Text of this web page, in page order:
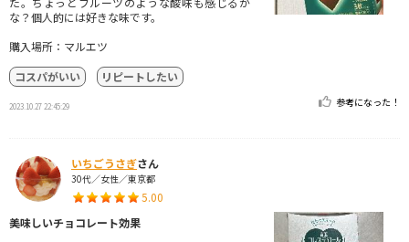
な？個人的には好きな味です。
購入場所：マルエツ
コスパがいい
リピートしたい
2023.10.27 22:45:29 参考になった！
いちごうさぎさん
30代／女性／東京都
5.00
美味しいチョコレート効果